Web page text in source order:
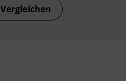
Vergleichen